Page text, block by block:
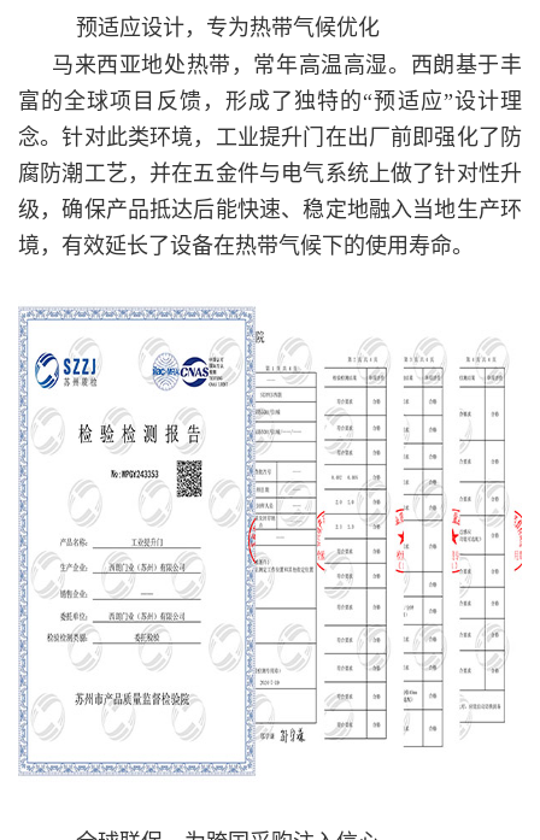
预适应设计，专为热带气候优化
马来西亚地处热带，常年高温高湿。西朗基于丰
富的全球项目反馈，形成了独特的“预适应”设计理
念。针对此类环境，工业提升门在出厂前即强化了防
腐防潮工艺，并在五金件与电气系统上做了针对性升
级，确保产品抵达后能快速、稳定地融入当地生产环
境，有效延长了设备在热带气候下的使用寿命。